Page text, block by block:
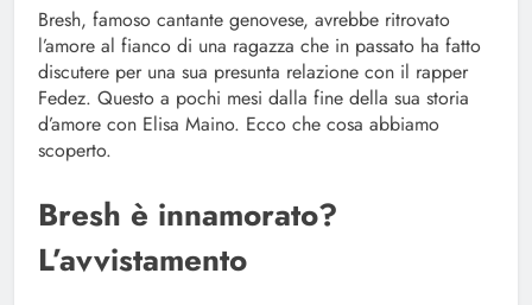
Bresh, famoso cantante genovese, avrebbe ritrovato
l’amore al fianco di una ragazza che in passato ha fatto
discutere per una sua presunta relazione con il rapper
Fedez. Questo a pochi mesi dalla fine della sua storia
d’amore con Elisa Maino. Ecco che cosa abbiamo
scoperto.
Bresh è innamorato?
L’avvistamento